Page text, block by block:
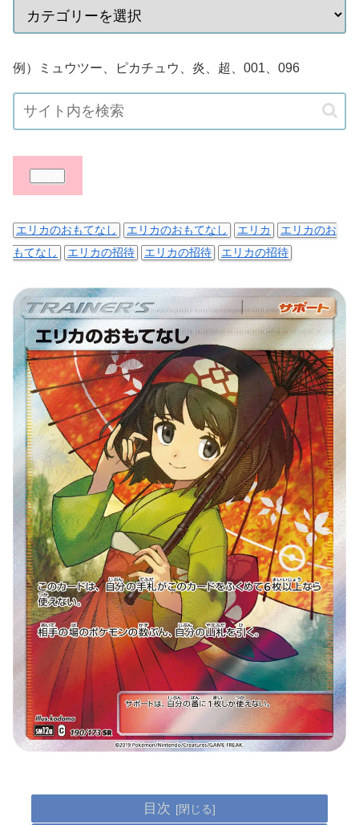
例）ミュウツー、ピカチュウ、炎、超、001、096
エリカのおもてなし エリカのおもてなし エリカ
エリカのお
もてなし
エリカの招待 エリカの招待 エリカの招待
目次